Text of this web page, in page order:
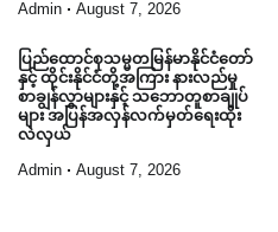
Admin August 7, 2026
ပြည်ထောင်စုသမ္မတမြန်မာနိုင်ငံတော်
နှင့် ထိုင်းနိုင်ငံတို့အကြား နားလည်မှု
စာချွန်လွှာများနှင့် သဘောတူစာချုပ်
များ အပြန်အလှန်လက်မှတ်ရေးထိုး
လဲလှယ်
Admin August 7, 2026